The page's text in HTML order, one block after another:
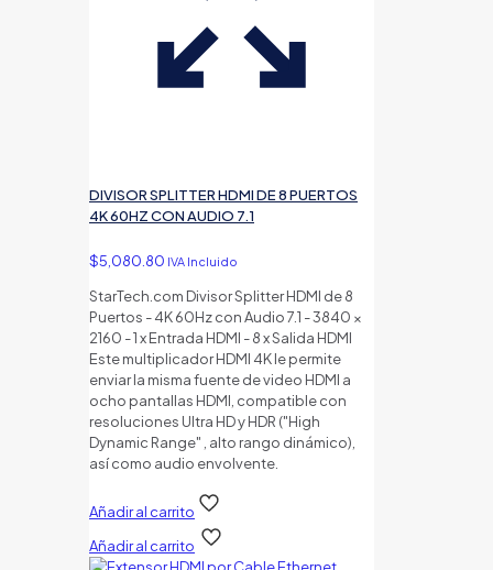
DIVISOR SPLITTER HDMI DE 8 PUERTOS
4K 60HZ CON AUDIO 7.1
$5,080.80 IVA Incluido
StarTech.com Divisor Splitter HDMI de 8
Puertos - 4K 60Hz con Audio 7.1 - 3840 ×
2160 - 1 x Entrada HDMI - 8 x Salida HDMI
Este multiplicador HDMI 4K le permite
enviar la misma fuente de video HDMI a
ocho pantallas HDMI, compatible con
resoluciones Ultra HD y HDR ("High
Dynamic Range" , alto rango dinámico),
así como audio envolvente.
Añadir al carrito
Añadir al carrito